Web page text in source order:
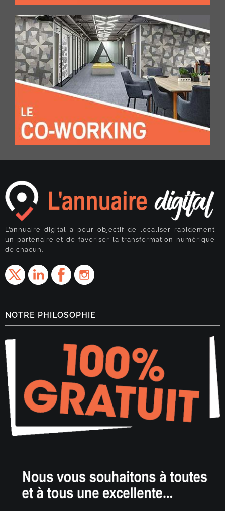
L’annuaire digital a pour objectif de localiser rapidement
un partenaire et de favoriser la transformation numérique
de chacun.
NOTRE PHILOSOPHIE